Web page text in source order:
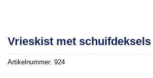
Vrieskist met schuifdeksels
Artikelnummer: 924